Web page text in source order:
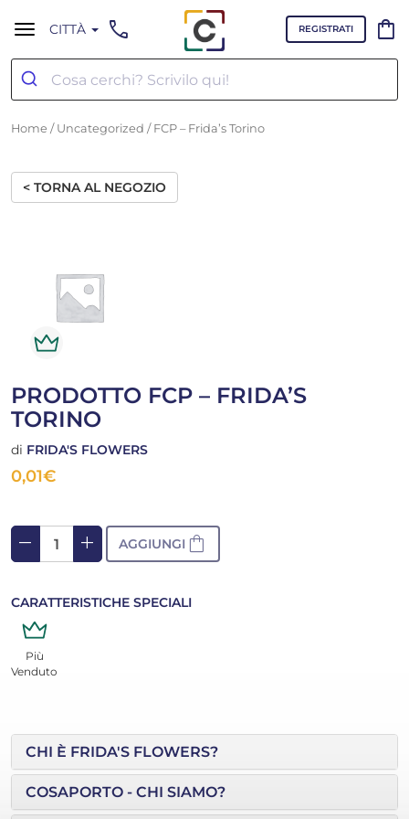
CITTÀ call REGISTRATI shopping_bag
Home / Uncategorized / FCP – Frida’s Torino
< TORNA AL NEGOZIO
PRODOTTO FCP – FRIDA’S
TORINO
di FRIDA'S FLOWERS
0,01€
remove add AGGIUNGI shopping_bag
CARATTERISTICHE SPECIALI
Più
Venduto
CHI È FRIDA'S FLOWERS?
COSAPORTO - CHI SIAMO?